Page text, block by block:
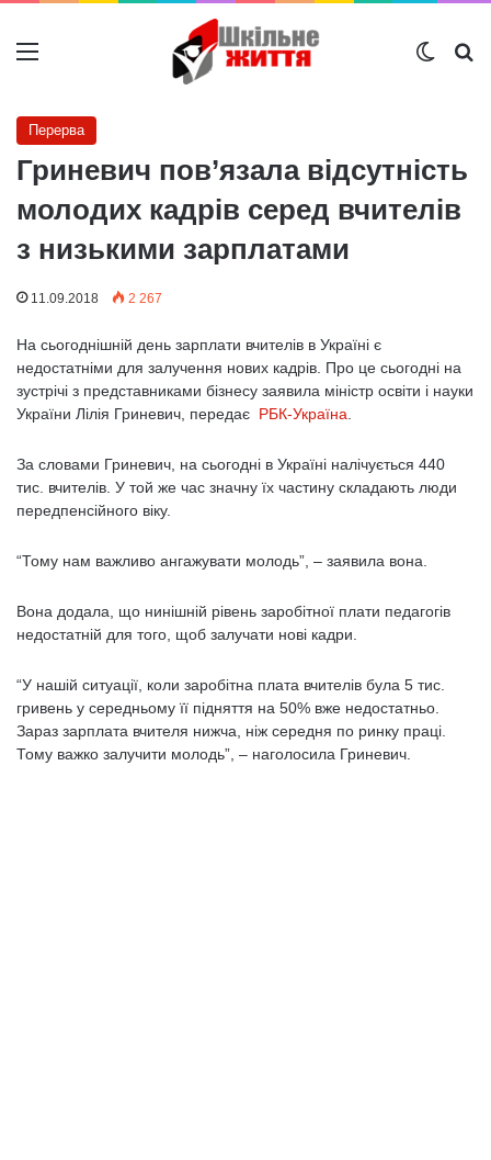
Меню
Перерва
Гриневич пов’язала відсутність
молодих кадрів серед вчителів
з низькими зарплатами
11.09.2018 2 267
На сьогоднішній день зарплати вчителів в Україні є
недостатніми для залучення нових кадрів. Про це сьогодні на
зустрічі з представниками бізнесу заявила міністр освіти і науки
України Лілія Гриневич, передає РБК-Україна
За словами Гриневич, на сьогодні в Україні налічується 440
тис. вчителів. У той же час значну їх частину складають люди
передпенсійного віку.
“Тому нам важливо ангажувати молодь”, – заявила вона.
Вона додала, що нинішній рівень заробітної плати педагогів
недостатній для того, щоб залучати нові кадри.
“У нашій ситуації, коли заробітна плата вчителів була 5 тис.
гривень у середньому її підняття на 50% вже недостатньо.
Зараз зарплата вчителя нижча, ніж середня по ринку праці.
Тому важко залучити молодь”, – наголосила Гриневич.